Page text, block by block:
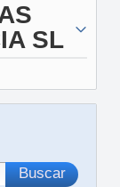
SL